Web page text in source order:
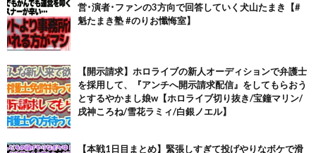
営･演者･ファンの3方向で回答していく犬山たまき【#
魁たまき塾 #のりお懺悔室】
【開示請求】ホロライブの新人オーディションで弁護士
を採用して、『アンチへ開示請求配信』をしてもらおう
とするやかまし娘w【ホロライブ切り抜き/宝鐘マリン/
戌神ころね/雪花ラミィ/白銀ノエル】
【本戦1日目まとめ】緊張しすぎて投げやりなボケで滑